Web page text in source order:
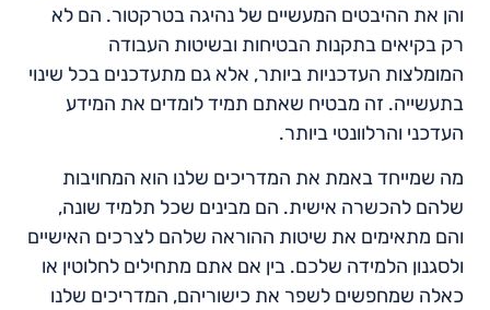
והן את ההיבטים המעשיים של נהיגה בטרקטור. הם לא
רק בקיאים בתקנות הבטיחות ובשיטות העבודה
המומלצות העדכניות ביותר, אלא גם מתעדכנים בכל שינוי
בתעשייה. זה מבטיח שאתם תמיד לומדים את המידע
העדכני והרלוונטי ביותר.
מה שמייחד באמת את המדריכים שלנו הוא המחויבות
שלהם להכשרה אישית. הם מבינים שכל תלמיד שונה,
והם מתאימים את שיטות ההוראה שלהם לצרכים האישיים
ולסגנון הלמידה שלכם. בין אם אתם מתחילים לחלוטין או
כאלה שמחפשים לשפר את כישוריהם, המדריכים שלנו